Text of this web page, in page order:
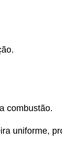
combustão.
uniforme,